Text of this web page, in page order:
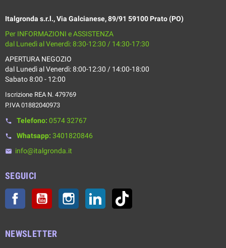
Italgronda s.r.l., Via Galcianese, 89/91 59100 Prato (PO)
Per INFORMAZIONI e ASSISTENZA
dal Lunedì al Venerdì: 8:30-12:30 / 14:30-17:30
APERTURA NEGOZIO
dal Lunedì al Venerdì: 8:00-12:30 / 14:00-18:00
Sabato 8:00 - 12:00
Iscrizione REA N. 479769
P.IVA 01882040973
phone Telefono: 0574 32767
phone Whatsapp: 3401820846
email info@italgronda.it
SEGUICI
Facebook YouTube Instagram LinkedIn
NEWSLETTER